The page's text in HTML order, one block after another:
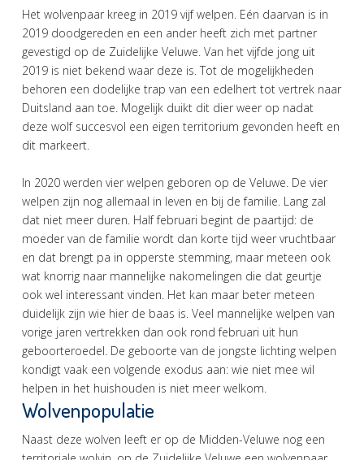
Het wolvenpaar kreeg in 2019 vijf welpen. Eén daarvan is in
2019 doodgereden en een ander heeft zich met partner
gevestigd op de Zuidelijke Veluwe. Van het vijfde jong uit
2019 is niet bekend waar deze is. Tot de mogelijkheden
behoren een dodelijke trap van een edelhert tot vertrek naar
Duitsland aan toe. Mogelijk duikt dit dier weer op nadat
deze wolf succesvol een eigen territorium gevonden heeft en
dit markeert.
In 2020 werden vier welpen geboren op de Veluwe. De vier
welpen zijn nog allemaal in leven en bij de familie. Lang zal
dat niet meer duren. Half februari begint de paartijd: de
moeder van de familie wordt dan korte tijd weer vruchtbaar
en dat brengt pa in opperste stemming, maar meteen ook
wat knorrig naar mannelijke nakomelingen die dat geurtje
ook wel interessant vinden. Het kan maar beter meteen
duidelijk zijn wie hier de baas is. Veel mannelijke welpen van
vorige jaren vertrekken dan ook rond februari uit hun
geboorteroedel. De geboorte van de jongste lichting welpen
kondigt vaak een volgende exodus aan: wie niet mee wil
helpen in het huishouden is niet meer welkom.
Wolvenpopulatie
Naast deze wolven leeft er op de Midden-Veluwe nog een